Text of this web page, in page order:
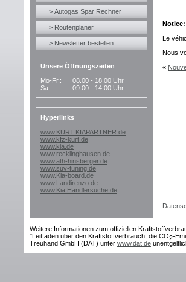
> Autogas Spar Rechner
> Routenplaner
> Newsletter bestellen
Unsere Öffnungszeiten
Mo-Fr.:
08.00 - 18.00 Uhr
Sa:
09.00 - 14.00 Uhr
Hyperlinks
www.KURT.KIAPARTNER.de
www.kfz-kurt.de
www.kia.de
www.recklinghausen.de
www.ath-hinsberger.de
www.suv-tuning.de
www.Kia-board.de
www.Landirenzo.de
www.Kia.Händlersuche.de
Notice:
Le
Nous
«
Weitere Informationen zum offiziellen
"Leitfaden über den Kraftstoffverbrauch, die CO2-
Treuhand GmbH (DAT) unter www.dat.de